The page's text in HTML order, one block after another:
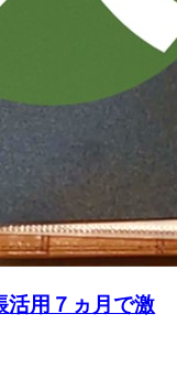
活用７ヵ月で激